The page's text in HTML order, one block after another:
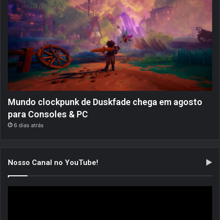
Mundo clockpunk de Duskfade chega em agosto
para Consoles & PC
6 dias atrás
Nosso Canal no YouTube!